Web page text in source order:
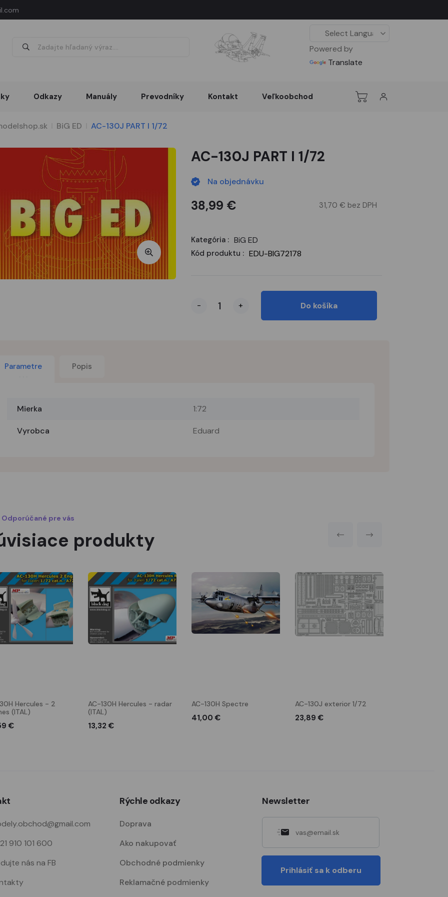
Powered by
Translate
Odkazy Manuály Prevodníky Kontakt Veľkoobchod
BiG ED AC-130J PART I 1/72
AC-130J PART I 1/72
Na objednávku
38,99 € 31,70 € bez DPH
Kategória : BiG ED
Kód produktu : EDU-BIG72178
- + Do košíka
Parametre Popis
Mierka 1:72
Vyrobca Eduard
Odporúčané pre vás
produkty
Hercules - 2
(ITAL)
€
AC-130H Hercules - radar
(ITAL)
13,32 €
AC-130H Spectre
41,00 €
AC-130J exterior 1/72
23,89 €
910 101 600
nás na FB
Rýchle odkazy
Doprava
Ako nakupovať
Obchodné podmienky
Reklamačné podmienky
Newsletter
Prihlásiť sa k odberu